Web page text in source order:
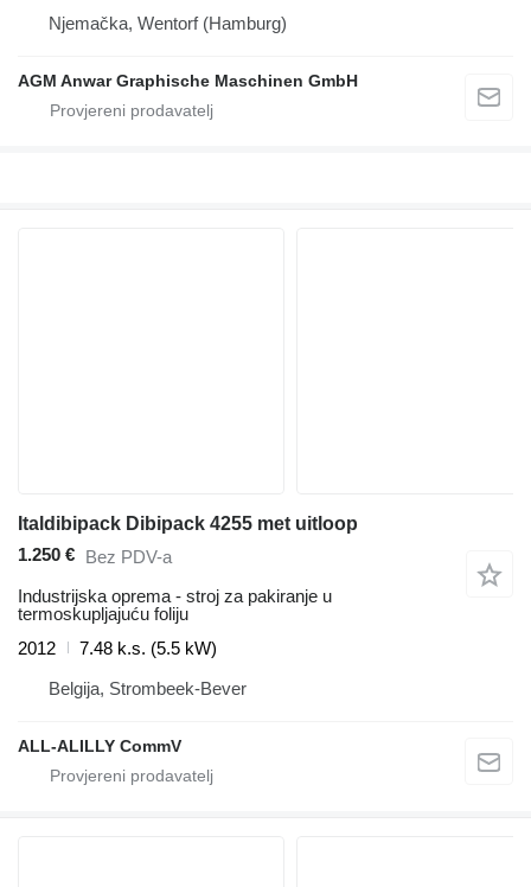
Njemačka, Wentorf (Hamburg)
AGM Anwar Graphische Maschinen GmbH
Italdibipack Dibipack 4255 met uitloop
1.250 € Bez PDV-a
Industrijska oprema - stroj za pakiranje u
termoskupljajuću foliju
2012
7.48 k.s. (5.5 kW)
Belgija, Strombeek-Bever
ALL-ALILLY CommV